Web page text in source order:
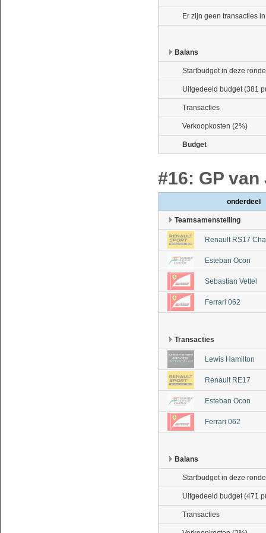
Er zijn geen transacties
Balans
Startbudget in deze ronde
Uitgedeeld budget (381
Transacties
Verkoopkosten (2%)
Budget
#16: GP
onderdeel
Teamsamenstelling
Renault RS17
Esteban Ocon
Sebastian Vettel
Ferrari 062
Transacties
Lewis Hamilton
Renault RE17
Esteban Ocon
Ferrari 062
Balans
Startbudget in deze ronde
Uitgedeeld budget (471
Transacties